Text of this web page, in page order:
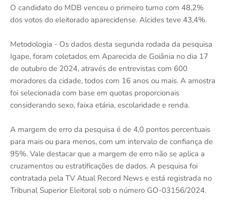
O candidato do MDB venceu o primeiro turno com 48,2%
dos votos do eleitorado aparecidense. Alcides teve 43,4%.
Metodologia - Os dados desta segunda rodada da pesquisa
Igape, foram coletados em Aparecida de Goiânia no dia 17
de outubro de 2024, através de entrevistas com 600
moradores da cidade, todos com 16 anos ou mais. A amostra
foi selecionada com base em quotas proporcionais
considerando sexo, faixa etária, escolaridade e renda.
A margem de erro da pesquisa é de 4,0 pontos percentuais
para mais ou para menos, com um intervalo de confiança de
95%. Vale destacar que a margem de erro não se aplica a
cruzamentos ou estratificações de dados. A pesquisa foi
contratada pela TV Atual Record News e está registrada no
Tribunal Superior Eleitoral sob o número GO-03156/2024.